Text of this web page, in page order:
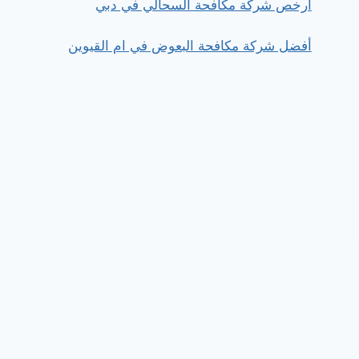
ارخص شركة مكافحة السحالي في دبي
أفضل شركة مكافحة البعوض في ام القيوين